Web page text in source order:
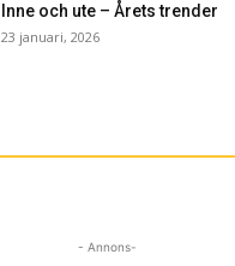
Inne och ute – Årets trender
23 januari, 2026
- Annons-